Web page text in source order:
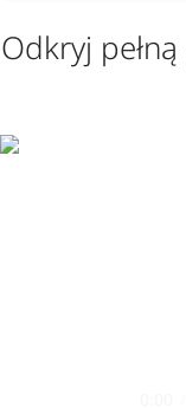
Odkryj